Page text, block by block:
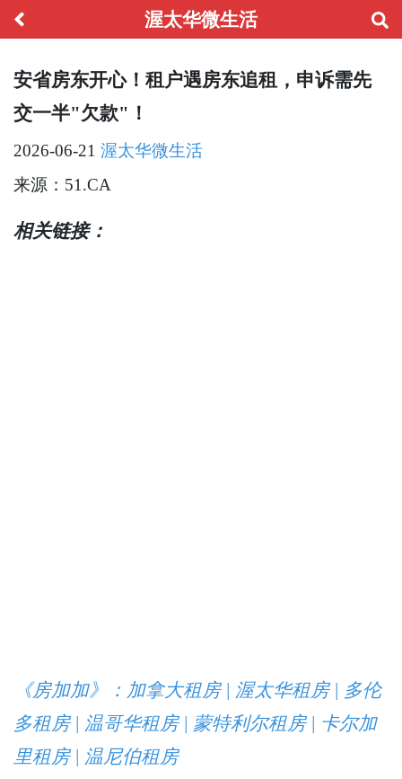
渥太华微生活
安省房东开心！租户遇房东追租，申诉需先
交一半"欠款"！
2026-06-21 渥太华微生活
来源：51.CA
相关链接：
《房加加》：加拿大租房 | 渥太华租房 | 多伦
多租房 | 温哥华租房 | 蒙特利尔租房 | 卡尔加
里租房 | 温尼伯租房